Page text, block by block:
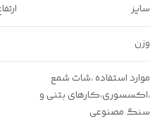
سایز ارتفاع 12 طول 16 عرض 6
وزن
موارد استفاده ،شات شمع
،اکسسوری،کارهای بتنی و
سنگ مصنوعی